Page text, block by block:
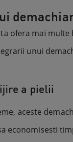
ofera mai
unui
a pielii
aceste
economisesti